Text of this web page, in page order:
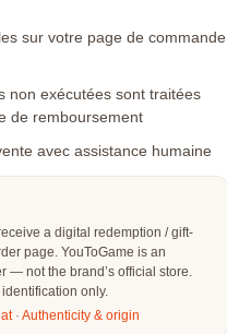
sur votre page de commande
non exécutées sont traitées
de remboursement
avec assistance humaine
a digital redemption / gift-
page. YouToGame is an
— not the brand’s official store.
only.
· Authenticity & origin